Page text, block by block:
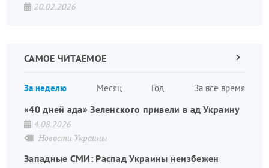
20.02.2026
САМОЕ ЧИТАЕМОЕ
За неделю Месяц Год За все время
Следующая
«40 дней ада» Зеленского привели в ад Украину
4.08.2026
Новости Украины
Западные СМИ: Распад Украины неизбежен